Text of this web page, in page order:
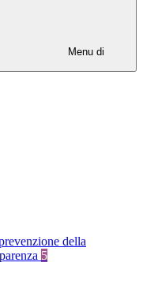
Menu di
della
5